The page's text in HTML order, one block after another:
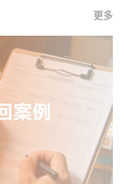
更多